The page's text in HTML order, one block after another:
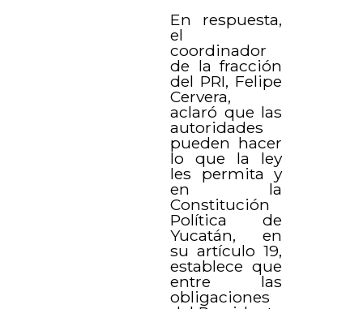
En respuesta,
el
coordinador
de la fracción
del PRI, Felipe
Cervera,
aclaró que las
autoridades
pueden hacer
lo que la ley
les permita y
en la
Constitución
Política de
Yucatán, en
su artículo 19,
establece que
entre las
obligaciones